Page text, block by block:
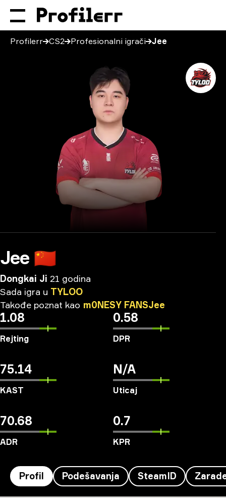
Profilerr CS2 Profesionalni igrači Jee
Jee 🇨🇳
Dongkai Ji 21 godina
Sada igra u TYLOO
Takođe poznat kao m0NESY FANSJee
1.08
Rejting
0.58
DPR
75.14
KAST
N/A
Uticaj
70.68
ADR
0.7
KPR
Profil Podešavanja SteamID